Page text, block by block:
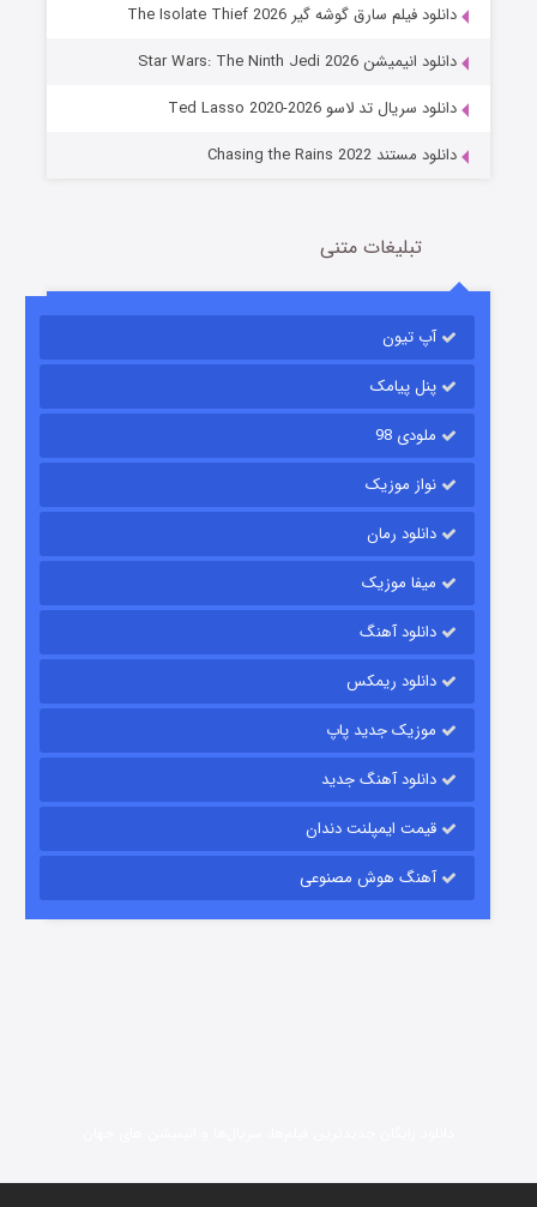
جادوگری در مغولستان
قسمت 14 (زیرنویس) منتشر شد
قسمت
دانلود فیلم سارق گوشه گیر The Isolate Thief 2026
دانلود انیمیشن Star Wars: The Ninth Jedi 2026
دانلود سریال تد لاسو Ted Lasso 2020-2026
دانلود مستند Chasing the Rains 2022
تبلیغات متنی
آپ تیون
پنل پیامک
ملودی 98
نواز موزیک
دانلود رمان
میفا موزیک
دانلود آهنگ
دانلود ریمکس
موزیک جدید پاپ
دانلود آهنگ جدید
قیمت ایمپلنت دندان
آهنگ هوش مصنوعی